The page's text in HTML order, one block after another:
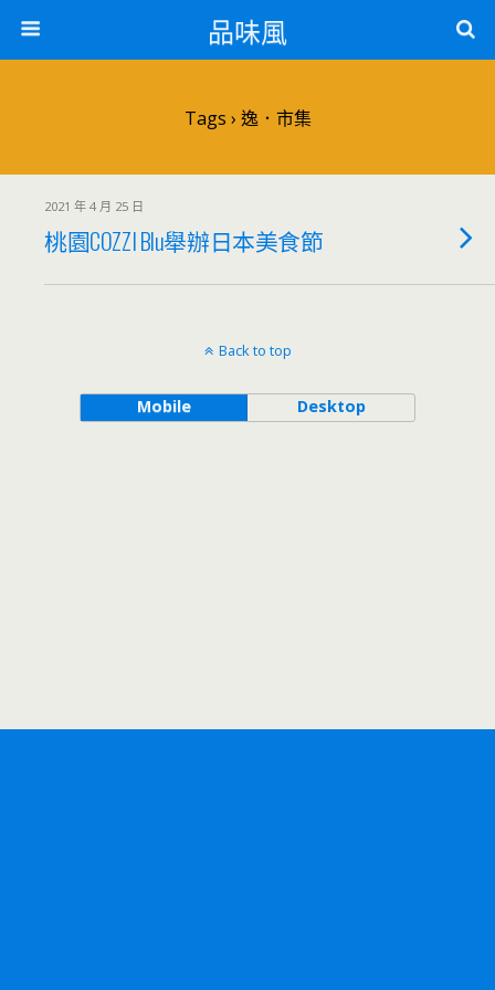
品味風
Tags › 逸．市集
2021 年 4 月 25 日
桃園COZZI Blu舉辦日本美食節
Back to top
Mobile Desktop